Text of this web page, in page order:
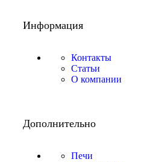
Информация
Контакты
Статьи
О компании
Дополнительно
Печи